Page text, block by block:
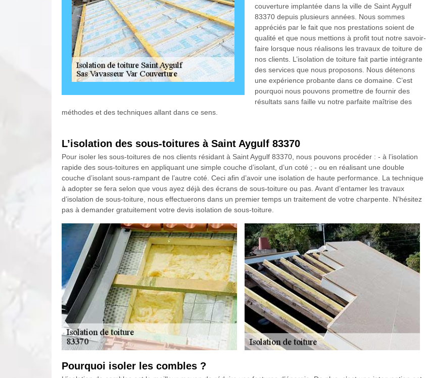
couverture implantée dans la ville de Saint Aygulf
83370 depuis plusieurs années. Nous sommes
appréciés par le fait que nos prestations soient de
qualité et que nous mettions à profit tout notre savoir-
faire lorsque nous réalisons les travaux de toiture de
nos clients. L’isolation de toiture fait partie intégrante
des services que nous proposons. Nous détenons
une expérience probante dans ce domaine. C’est
pourquoi nous pouvons promettre de fournir des
résultats sans faille vu notre parfaite maîtrise des
méthodes et des techniques allant dans ce sens.
L’isolation des sous-toitures à Saint Aygulf 83370
Pour isoler les sous-toitures de nos clients résidant à Saint Aygulf 83370, nous pouvons procéder : - à l’isolation
rapide des sous-toitures en appliquant une simple couche d’isolant, d’un coté ; - ou en réalisant une double
couche d’isolant sous-rampant de l’autre coté. Ceci afin d’avoir une isolation de haute performance. La technique
à adopter se fera selon que vous ayez déjà des écrans de sous-toiture ou pas. Avant d’entamer les travaux
d’isolation de sous-toiture, nous effectuerons dans un premier temps un traitement de votre charpente. N’hésitez
pas à demander gratuitement votre devis isolation de sous-toiture.
Pourquoi isoler les combles ?